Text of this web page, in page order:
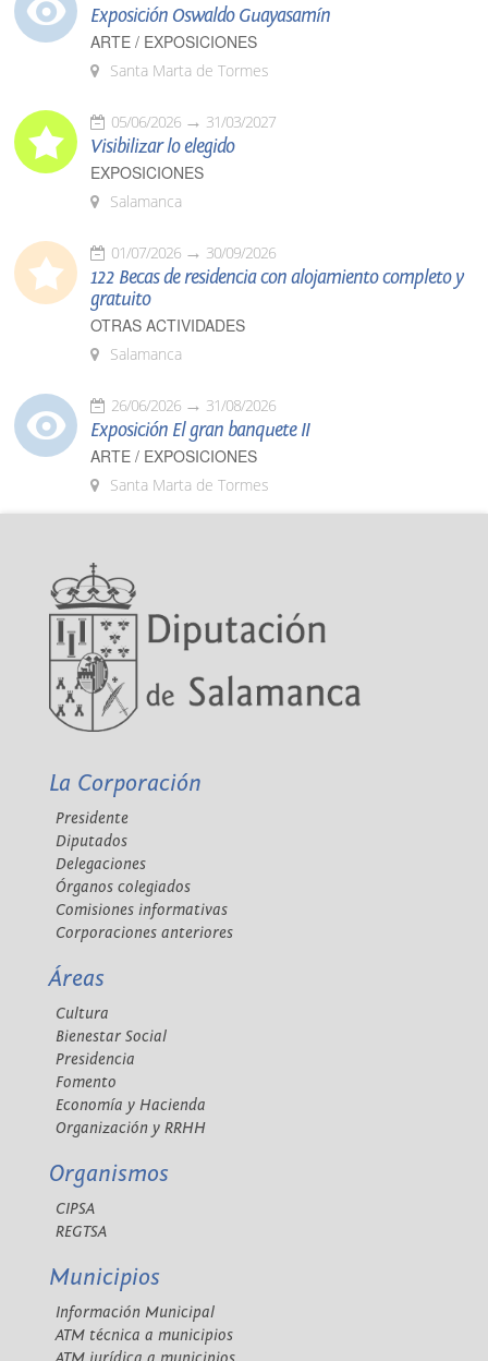
Exposición Oswaldo Guayasamín
ARTE / EXPOSICIONES
Santa Marta de Tormes
05/06/2026 31/03/2027
Visibilizar lo elegido
EXPOSICIONES
Salamanca
01/07/2026 30/09/2026
122 Becas de residencia con alojamiento completo y
gratuito
OTRAS ACTIVIDADES
Salamanca
26/06/2026 31/08/2026
Exposición El gran banquete II
ARTE / EXPOSICIONES
Santa Marta de Tormes
La Corporación
Presidente
Diputados
Delegaciones
Órganos colegiados
Comisiones informativas
Corporaciones anteriores
Áreas
Cultura
Bienestar Social
Presidencia
Fomento
Economía y Hacienda
Organización y RRHH
Organismos
CIPSA
REGTSA
Municipios
Información Municipal
ATM técnica a municipios